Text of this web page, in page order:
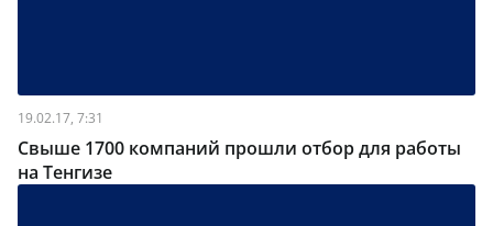
19.02.17, 7:31
Свыше 1700 компаний прошли отбор для работы
на Тенгизе